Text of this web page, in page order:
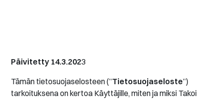
Päivitetty 14.3.2023
Tämän tietosuojaselosteen (”Tietosuojaseloste”)
tarkoituksena on kertoa Käyttäjille, miten ja miksi Takoi